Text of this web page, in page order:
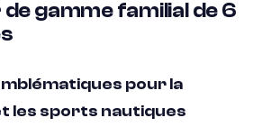
gamme familial de 6
pour la
les sports nautiques